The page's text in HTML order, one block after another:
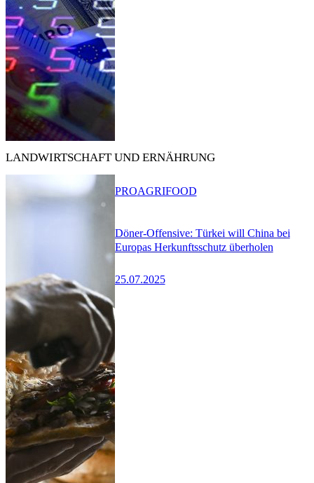
LANDWIRTSCHAFT UND ERNÄHRUNG
Döner-Offensive: Türkei will China bei
Europas Herkunftsschutz überholen
25.07.2025
PROAGRIFOOD